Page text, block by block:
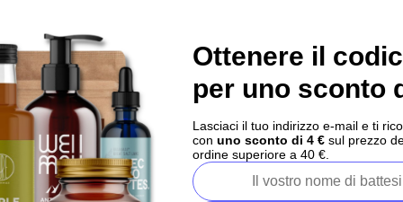
Solgar Rutina, 500 mg, 50
compresse
0x
Esaurito
€21,18
Dettaglio
Solgar Vitamina B12, 500 mcg,
50 capsule vegetali
Esaurito
€14,24
Dettaglio
Ottenere il
per uno sconto
Lasciaci il tuo indirizzo e-mail e ti
con uno sconto di 4 € sul prezzo
ordine superiore a 40 €.